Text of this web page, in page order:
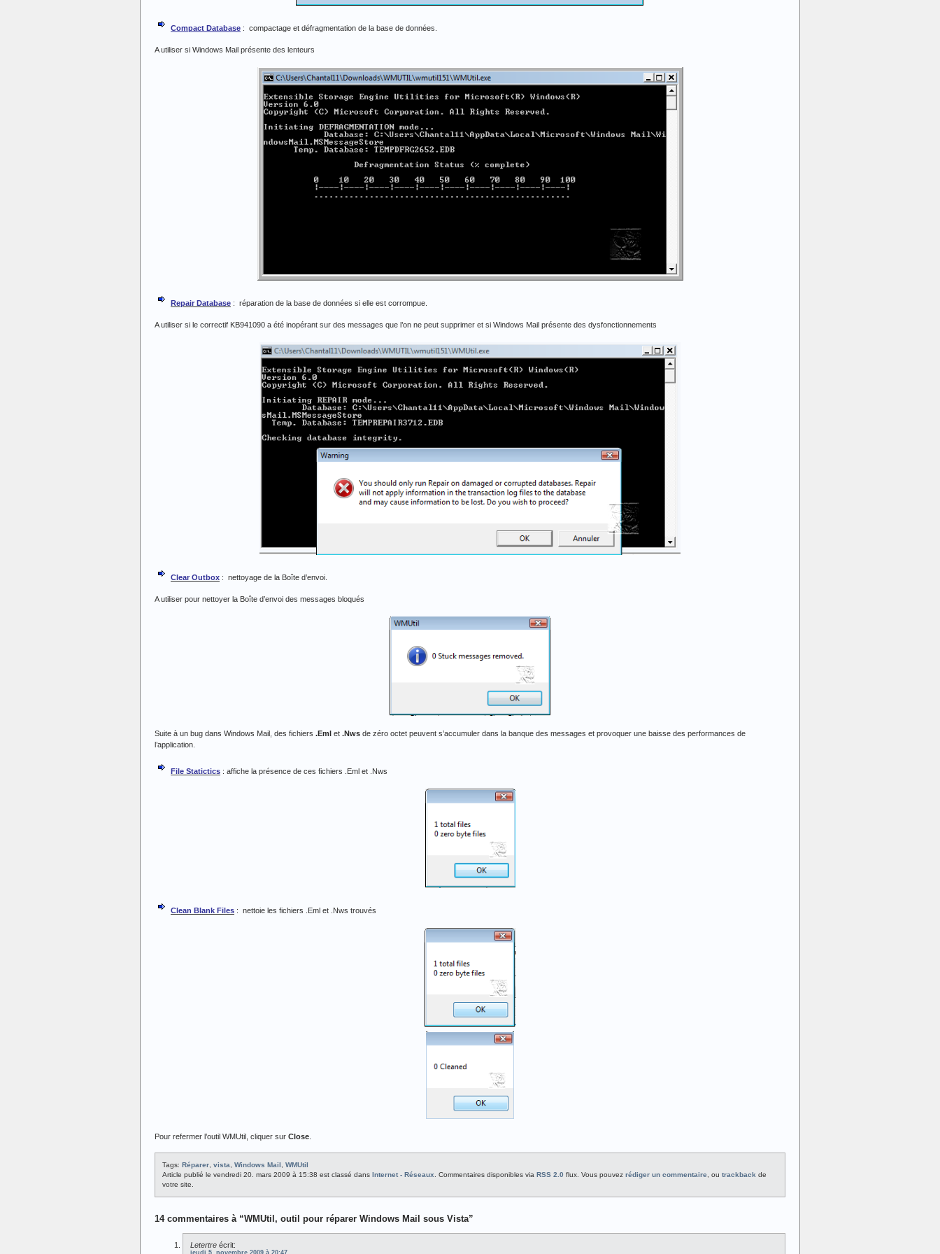
Compact Database : compactage et défragmentation de la base de données.
A utiliser si Windows Mail présente des lenteurs
Repair Database : réparation de la base de données si elle est corrompue.
A utiliser si le correctif KB941090 a été inopérant sur des messages que l’on ne peut supprimer et si Windows Mail présente des dysfonctionnements
Clear Outbox : nettoyage de la Boîte d’envoi.
A utiliser pour nettoyer la Boîte d’envoi des messages bloqués
Suite à un bug dans Windows Mail, des fichiers .Eml et .Nws de zéro octet peuvent s’accumuler dans la banque des messages et provoquer une baisse des performances de
l’application.
File Statictics : affiche la présence de ces fichiers .Eml et .Nws
Clean Blank Files : nettoie les fichiers .Eml et .Nws trouvés
Pour refermer l’outil WMUtil, cliquer sur Close
Tags: Réparer vista Windows Mail
WMUtil
Article publié le vendredi 20. mars 2009 à 15:38 est classé dans Internet - Réseaux . Commentaires disponibles via RSS 2.0 flux. Vous pouvez rédiger un commentaire , ou trackback de
votre site.
14 commentaires à “WMUtil, outil pour réparer Windows Mail sous Vista”
Letertre écrit:
jeudi 5. novembre 2009 à 20:47